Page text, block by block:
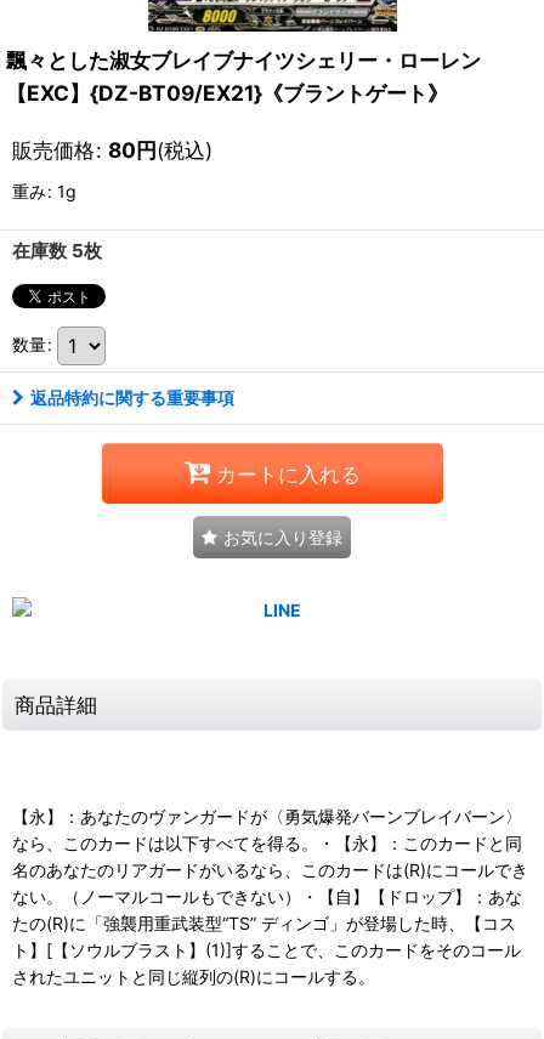
飄々とした淑女ブレイブナイツシェリー・ローレン
【EXC】{DZ-BT09/EX21}《ブラントゲート》
販売価格: 80円(税込)
重み: 1g
在庫数 5枚
数量:
返品特約に関する重要事項
カートに入れる
お気に入り登録
商品詳細
【永】：あなたのヴァンガードが〈勇気爆発バーンブレイバーン〉
なら、このカードは以下すべてを得る。・【永】：このカードと同
名のあなたのリアガードがいるなら、このカードは(R)にコールでき
ない。（ノーマルコールもできない）・【自】【ドロップ】：あな
たの(R)に「強襲用重武装型“TS” ディンゴ」が登場した時、【コス
ト】[【ソウルブラスト】(1)]することで、このカードをそのコール
されたユニットと同じ縦列の(R)にコールする。